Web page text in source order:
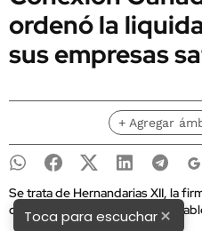
ordenó la
sus empresas
+ Agregar
Se trata de Hernandarias XII, la
de ganado de la compañía de
Toca para escuchar×